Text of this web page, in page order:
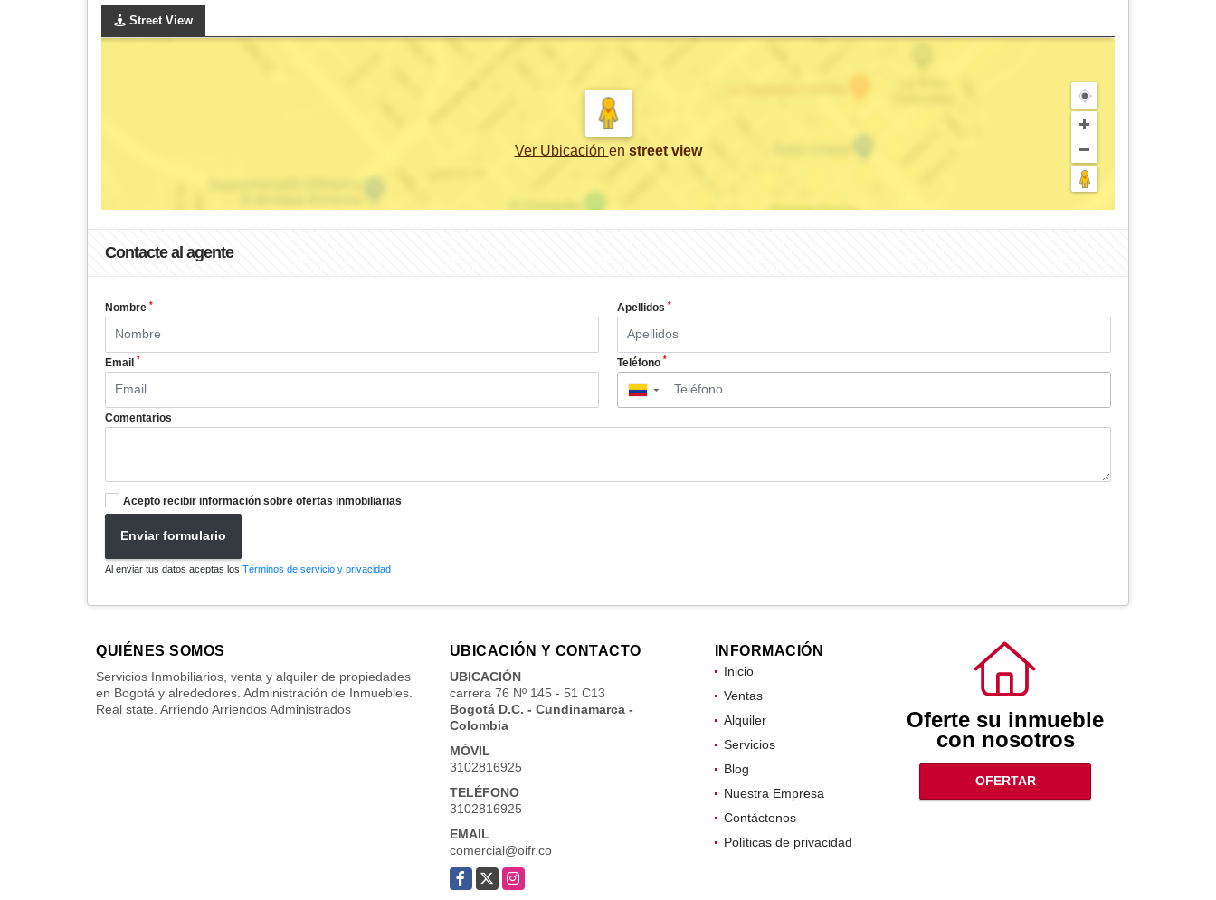
Street View
Ver Ubicación en street view
Contacte al agente
Nombre * Apellidos *
Email * Teléfono *
▼
Comentarios
Acepto recibir información sobre ofertas inmobiliarias
Enviar formulario
Al enviar tus datos aceptas los Términos de servicio y privacidad
QUIÉNES SOMOS
Servicios Inmobiliarios, venta y alquiler de propiedades
en Bogotá y alrededores. Administración de Inmuebles.
Real state. Arriendo Arriendos Administrados
UBICACIÓN Y CONTACTO
UBICACIÓN
carrera 76 Nº 145 - 51 C13
Bogotá D.C. - Cundinamarca -
Colombia
MÓVIL
3102816925
TELÉFONO
3102816925
EMAIL
comercial@oifr.co
Facebook
X Instagram
INFORMACIÓN
Inicio
Ventas
Alquiler
Servicios
Blog
Nuestra Empresa
Contáctenos
Políticas de privacidad
Oferte su inmueble
con nosotros
OFERTAR